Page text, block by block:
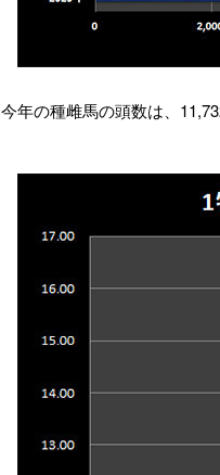
今年の種雌馬の頭数は、